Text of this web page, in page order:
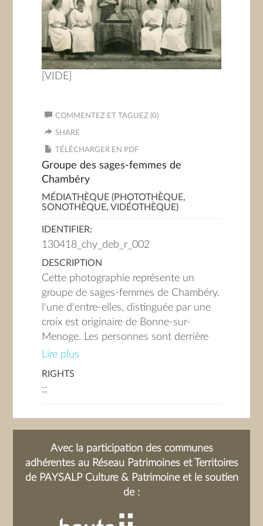
[VIDE]
COMMENTEZ ET TAGUEZ (0)
SHARE
TÉLÉCHARGER EN PDF
Groupe des sages-femmes de
Chambéry
MÉDIATHÈQUE (PHOTOTHÈQUE,
SONOTHÈQUE, VIDÉOTHÈQUE)
IDENTIFIER:
130418_chy_deb_r_002
DESCRIPTION
Cette photographie représente un
groupe de sages-femmes de Chambéry.
l'une d'entre-elles, distinguée par une
croix est originaire de Bonne-sur-
Menoge. Les personnes sont derrière
une table sur laquelle repose un objet
Lire plus
RIGHTS
;;
Avec la participation des communes
adhérentes au Réseau Patrimoines et Territoires
de PAYSALP Culture & Patrimoine et le soutien
de :